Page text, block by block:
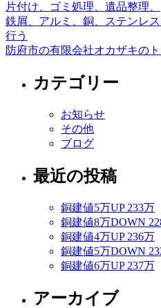
片付け、ゴミ処理、遺品整理、
鉄屑、アルミ、銅、ステンレ
行う
防府市の有限会社オカザキの
カテゴリー
お知らせ
その他
ブログ
最近の投稿
銅建値5万UP 233万
銅建値8万DOWN
銅建値4万UP 236万
銅建値5万DOWN
銅建値6万UP 237万
アーカイブ